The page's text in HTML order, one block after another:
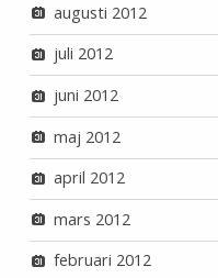
augusti 2012
juli 2012
juni 2012
maj 2012
april 2012
mars 2012
februari 2012